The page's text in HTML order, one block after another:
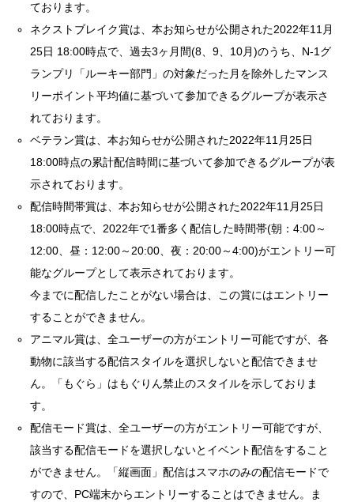
ております。
ネクストブレイク賞は、本お知らせが公開された2022年11月
25日 18:00時点で、過去3ヶ月間(8、9、10月)のうち、N-1グ
ランプリ「ルーキー部門」の対象だった月を除外したマンス
リーポイント平均値に基づいて参加できるグループが表示さ
れております。
ベテラン賞は、本お知らせが公開された2022年11月25日
18:00時点の累計配信時間に基づいて参加できるグループが表
示されております。
配信時間帯賞は、本お知らせが公開された2022年11月25日
18:00時点で、2022年で1番多く配信した時間帯(朝：4:00～
12:00、昼：12:00～20:00、夜：20:00～4:00)がエントリー可
能なグループとして表示されております。
今までに配信したことがない場合は、この賞にはエントリー
することができません。
アニマル賞は、全ユーザーの方がエントリー可能ですが、各
動物に該当する配信スタイルを選択しないと配信できませ
ん。「もぐら」はもぐりん禁止のスタイルを示しておりま
す。
配信モード賞は、全ユーザーの方がエントリー可能ですが、
該当する配信モードを選択しないとイベント配信をすること
ができません。「縦画面」配信はスマホのみの配信モードで
すので、PC端末からエントリーすることはできません。ま